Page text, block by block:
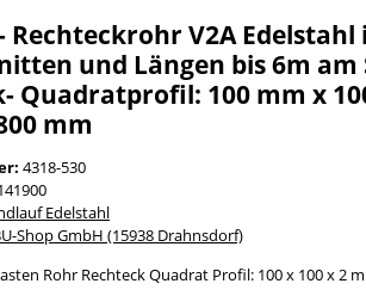
Rechteckrohr V2A Edelstahl
und Längen bis 6m
Quadratprofil: 100 mm x
mm
4318-530
Edelstahl
Shop GmbH (15938 Drahnsdorf)
Rohr Rechteck Quadrat Profil: 100 x 100 x 2